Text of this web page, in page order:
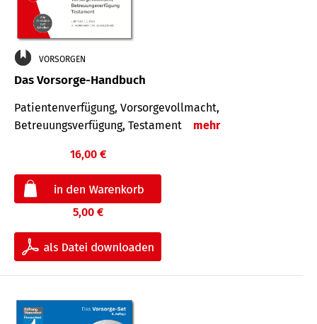
VORSORGEN
Das Vorsorge-Handbuch
Patientenverfügung, Vorsorgevollmacht,
Betreuungsverfügung, Testament
mehr
16,00 €
5,00 €